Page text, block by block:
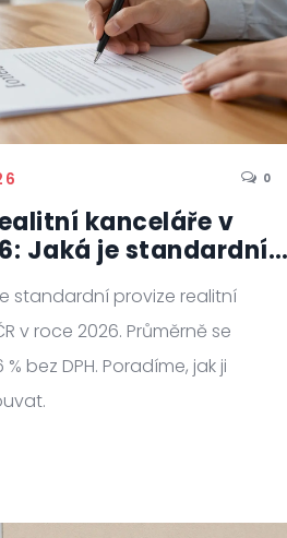
0
kanceláře v
Jaká je standardní
standardní provize realitní
v roce 2026. Průměrně se
bez DPH. Poradíme, jak ji